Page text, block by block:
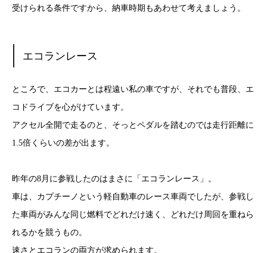
受けられる条件ですから、納車時期もあわせて考えましょう。
エコランレース
ところで、エコカーとは程遠い私の車ですが、それでも普段、エ
コドライブを心がけています。
アクセル全開で走るのと、そっとペダルを踏むのでは走行距離に
1.5倍くらいの差が出ます。
昨年の8月に参戦したのはまさに「エコランレース」。
車は、カプチーノという軽自動車のレース車両でしたが、参戦し
た車両がみんな同じ燃料でどれだけ速く、どれだけ周回を重ねら
れるかを競うもの。
速さとエコランの両方が求められます。